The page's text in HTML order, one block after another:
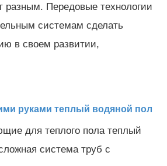
разным. Передовые технологии
системам сделать
в своем развитии,
руками теплый водяной пол
для теплого пола теплый
система труб с